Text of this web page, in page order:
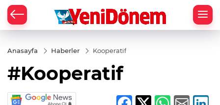
Anasayfa Haberler Kooperatif
#Kooperatif